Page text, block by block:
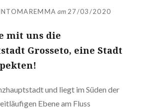
am 27/03/2020
mit uns die
Grosseto, eine Stadt
und liegt im Süden der
Ebene am Fluss